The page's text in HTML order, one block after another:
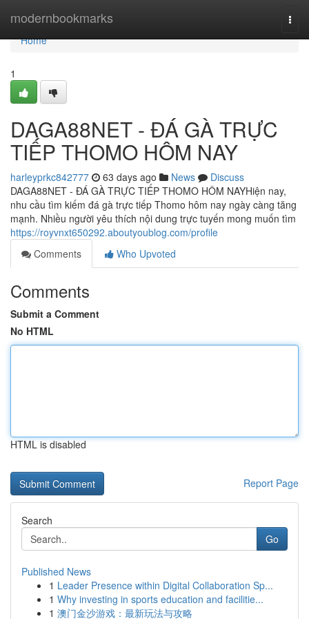
modernbookmarks
Home
Home
1
DAGA88NET - ĐÁ GÀ TRỰC
TIẾP THOMO HÔM NAY
harleyprkc842777 63 days ago News
Discuss
DAGA88NET - ĐÁ GÀ TRỰC TIẾP THOMO HÔM NAYHiện nay,
nhu cầu tìm kiếm đá gà trực tiếp Thomo hôm nay ngày càng tăng
mạnh. Nhiều người yêu thích nội dung trực tuyến mong muốn tìm
https://royvnxt650292.aboutyoublog.com/profile
Comments
Who Upvoted
Comments
Submit a Comment
No HTML
HTML is disabled
Report Page
Search
Go
Published News
1 Leader Presence within Digital Collaboration Sp...
1 Why investing in sports education and facilitie...
1 澳门金沙游戏：最新玩法与攻略